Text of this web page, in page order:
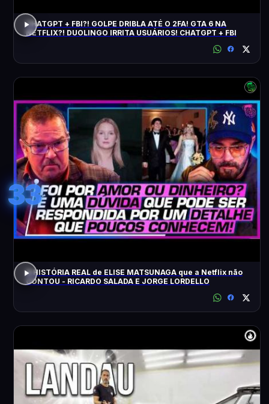
CHATGPT + FBI?! GOLPE DRIBLA ATÉ O 2FA! GTA 6 NA
NETFLIX?! DUOLINGO IRRITA USUÁRIOS! CHATGPT + FBI
33
A HISTÓRIA REAL de ELISE MATSUNAGA que a Netflix não
CONTOU - RICARDO SALADA E JORGE LORDELLO